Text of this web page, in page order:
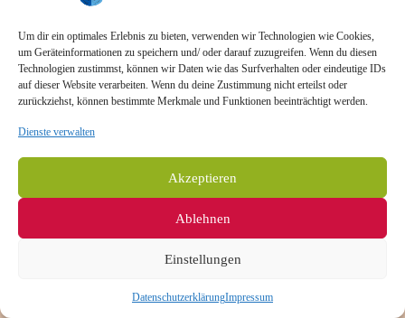
Um dir ein optimales Erlebnis zu bieten, verwenden wir Technologien wie Cookies,
um Geräteinformationen zu speichern und/ oder darauf zuzugreifen. Wenn du diesen
Technologien zustimmst, können wir Daten wie das Surfverhalten oder eindeutige IDs
auf dieser Website verarbeiten. Wenn du deine Zustimmung nicht erteilst oder
zurückziehst, können bestimmte Merkmale und Funktionen beeinträchtigt werden.
Dienste verwalten
Akzeptieren
Ablehnen
Einstellungen
DatenschutzerklärungImpressum
Die Fachräume 601 und 603 und die Aula sind das
Herzstück des Fachs Musik an unserer Schule. Hier
können sich die Schülerinnen und Schüler in einer
inspirierenden Umgebung mit Musik beschäftigen. In
den Musikräumen finden sich verschiedene
Musikinstrumente wie Klaviere, Keyboards und
Cajons, die oft und gerne genutzt werden.
In den Jahrgängen fünf und sechs erhalten die
Bereiche. Dabei liegt der Fokus auf Singen, Rhythmik,
Gehörbildung und dem Kennenlernen verschiedener
Musikstile und Komponisten. Für die Jahrgänge 5 und
mit dem Schwerpunkt „Singen“ an. Weitere